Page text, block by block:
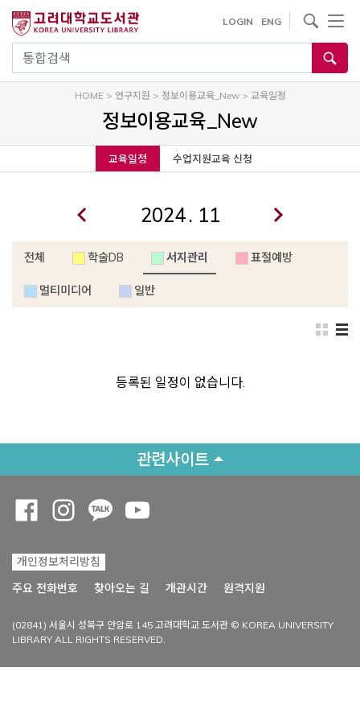
건
기
통합검색
LOGIN ENG
사이트내 검색
HOME> 연구지원 > 정보이용교육_New> 교육일정
정보이용교육_New
교육일정 수업지원교육 신청
.
전체 학술DB 서지관리 표절예방
멀티미디어 일반
등록된 일정이 없습니다.
관련사이트
개인정보처리방침
주요 전화번호
찾아오는 길 개관시간 원격지원
(02841) 서울시 성북구 안암로 145 고려대학교 도서관 © KOREA UNIVERSITY
LIBRARY ALL RIGHTS RESERVED.
Opens a new window
Opens a new window
Opens a new window